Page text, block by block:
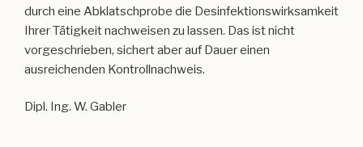
durch eine Abklatschprobe die Desinfektionswirksamkeit
Ihrer Tätigkeit nachweisen zu lassen. Das ist nicht
vorgeschrieben, sichert aber auf Dauer einen
ausreichenden Kontrollnachweis.
Dipl. Ing. W. Gabler